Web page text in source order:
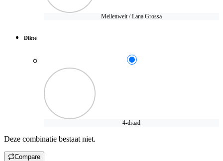
Meilenweit / Lana Grossa
Dikte
4-draad
Deze combinatie bestaat niet.
Compare